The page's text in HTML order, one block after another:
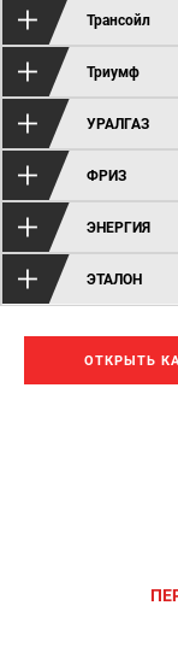
Трансойл
Триумф
УРАЛГАЗ
ФРИЗ
ЭНЕРГИЯ
ЭТАЛОН
ОТКРЫТЬ